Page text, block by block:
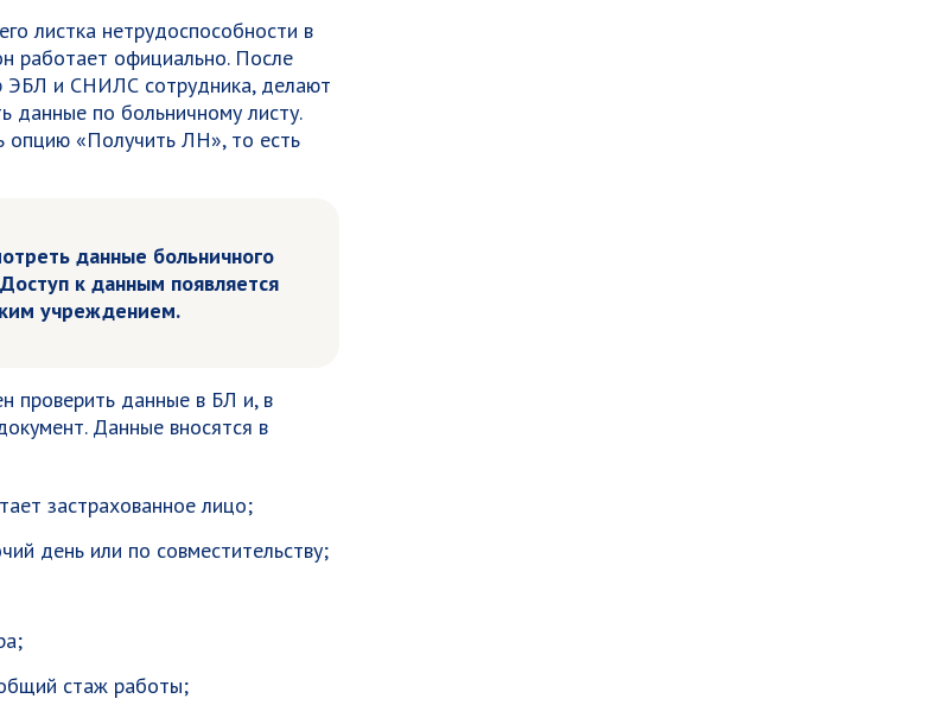
листка нетрудоспособности в
работает официально. После
ЭБЛ и СНИЛС сотрудника, делают
данные по больничному листу.
опцию «Получить ЛН», то есть
данные больничного
к данным появляется
учреждением.
проверить данные в БЛ и, в
Данные вносятся в
застрахованное лицо;
день или по совместительству;
стаж работы;